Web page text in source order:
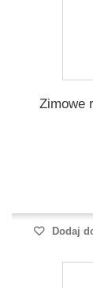
Zimowe
Dodaj